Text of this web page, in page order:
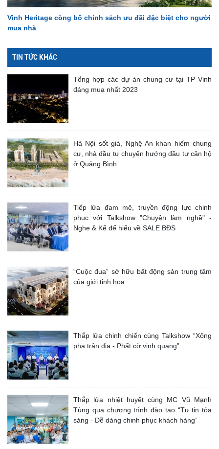
Vinh Heritage công bố chính sách ưu đãi đặc biệt cho người
mua nhà
TIN TỨC KHÁC
Tổng hợp các dự án chung cư tại TP Vinh
đáng mua nhất 2023
Hà Nội sốt giá, Nghệ An khan hiếm chung
cư, nhà đầu tư chuyển hướng đầu tư căn hộ
ở Quảng Bình
Tiếp lửa đam mê, truyền động lực chinh
phục với Talkshow "Chuyện làm nghề" -
Nghe & Kể để hiểu về SALE BĐS
“Cuộc đua” sở hữu bất động sản trung tâm
của giới tinh hoa
Thắp lửa chinh chiến cùng Talkshow “Xông
pha trận địa - Phất cờ vinh quang”
Thắp lửa nhiệt huyết cùng MC Vũ Mạnh
Tùng qua chương trình đào tạo “Tự tin tỏa
sáng - Dễ dàng chinh phục khách hàng”